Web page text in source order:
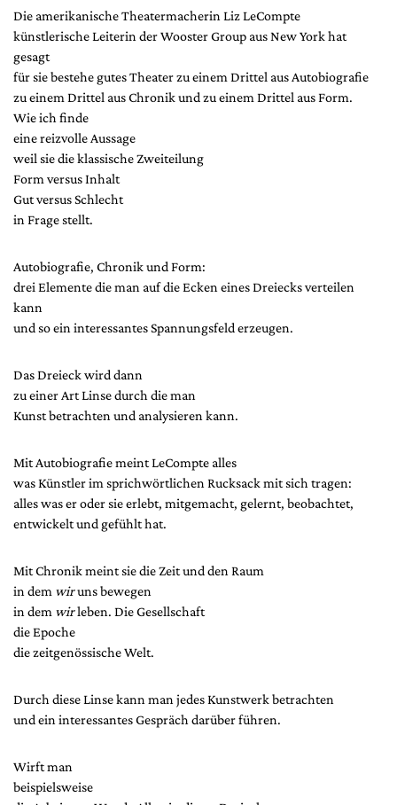
Die amerikanische Theatermacherin Liz LeCompte
künstlerische Leiterin der Wooster Group aus New York hat
gesagt
für sie bestehe gutes Theater zu einem Drittel aus Autobiografie
zu einem Drittel aus Chronik und zu einem Drittel aus Form.
Wie ich finde
eine reizvolle Aussage
weil sie die klassische Zweiteilung
Form versus Inhalt
Gut versus Schlecht
in Frage stellt.
Autobiografie, Chronik und Form:
drei Elemente die man auf die Ecken eines Dreiecks verteilen
kann
und so ein interessantes Spannungsfeld erzeugen.
Das Dreieck wird dann
zu einer Art Linse durch die man
Kunst betrachten und analysieren kann.
Mit Autobiografie meint LeCompte alles
was Künstler im sprichwörtlichen Rucksack mit sich tragen:
alles was er oder sie erlebt, mitgemacht, gelernt, beobachtet,
entwickelt und gefühlt hat.
Mit Chronik meint sie die Zeit und den Raum
in dem wiruns bewegen
in dem wirleben. Die Gesellschaft
die Epoche
die zeitgenössische Welt.
Durch diese Linse kann man jedes Kunstwerk betrachten
und ein interessantes Gespräch darüber führen.
Wirft man
beispielsweise